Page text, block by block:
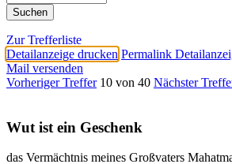
Zur Trefferliste
Detailanzeige drucken Permalink
Mail versenden
Vorheriger Treffer 10 von 40 Nächster
Wut ist ein Geschenk
das Vermächtnis meines Großvaters